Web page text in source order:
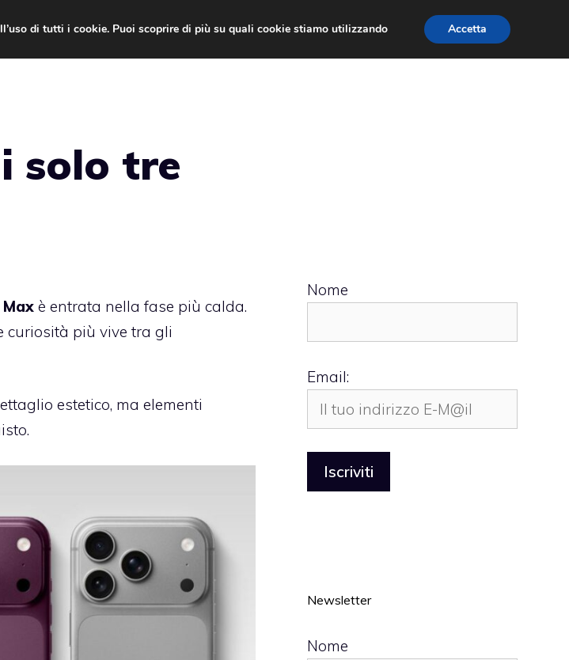
solo tre
Max è entrata nella fase più calda.
curiosità più vive tra gli
estetico, ma elementi
Nome
Email:
Newsletter
Nome
di tutti i cookie. Puoi scoprire di più su quali cookie stiamo utilizzando
Accetta